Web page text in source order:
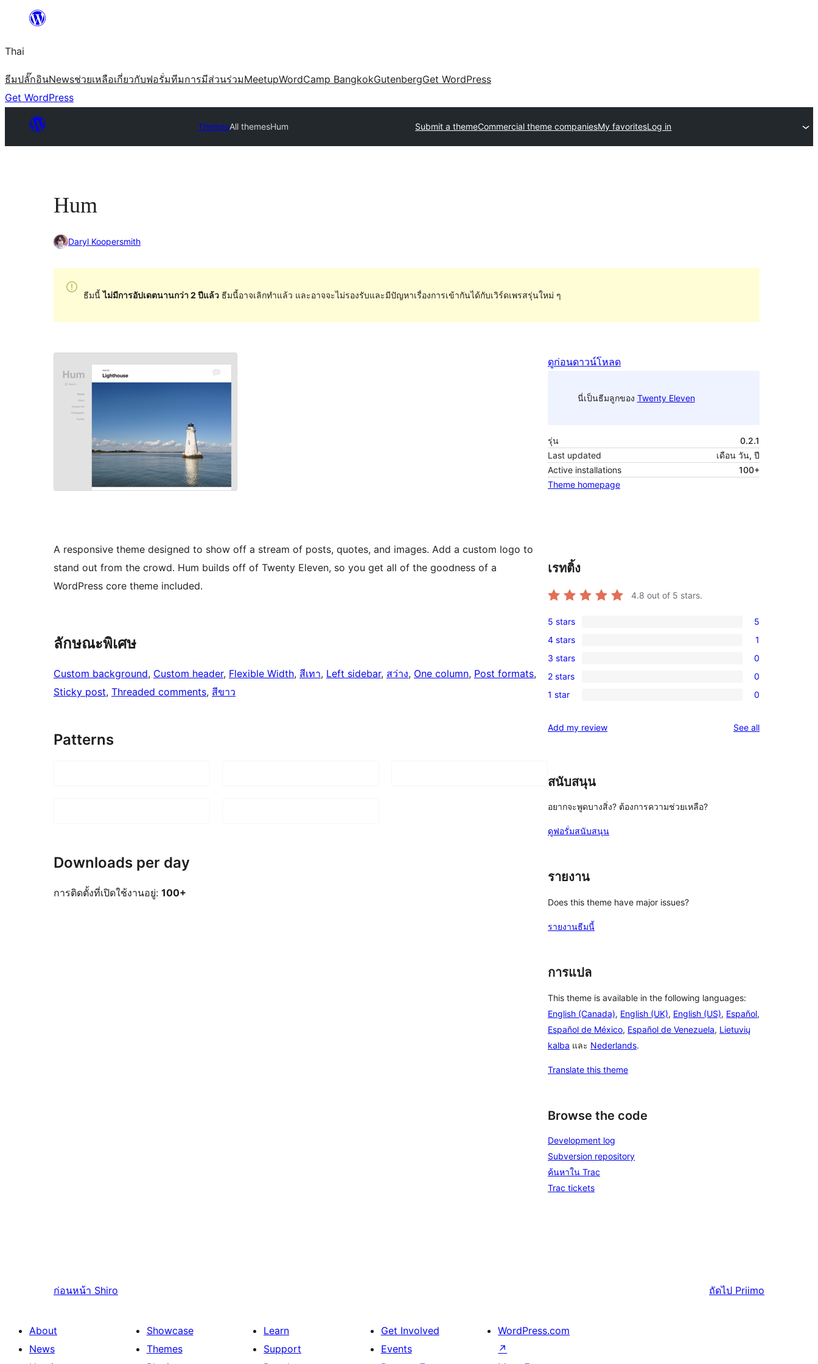
ยัง
เนื้อหา
Thai
ธีมปลั๊กอินNewsช่วยเหลือเกี่ยวกับฟอรั่มทีมการมีส่วนร่วมMeetupWordCamp BangkokGutenbergGet WordPress
Get WordPress
ThemesAll themesHum Submit a themeCommercial theme companiesMy favoritesLog in
Hum
Daryl Koopersmith
ธีมนี้ไม่มีการอัปเดตนานกว่า 2 ปีแล้วธีมนี้อาจเลิกทำแล้ว และอาจจะไม่รองรับและมีปัญหาเรื่องการเข้ากันได้กับเวิร์ดเพรสรุ่นใหม่ ๆ
ดูก่อนดาวน์โหลด
นี่เป็นธีมลูกของ Twenty Eleven
รุ่น
0.2.1
Last updated
เดือน วัน, ปี
Active installations
100+
Theme homepage
A responsive theme designed to show off a stream of posts, quotes, and images. Add a custom logo to
stand out from the crowd. Hum builds off of Twenty Eleven, so you get all of the goodness of a
WordPress core theme included.
ลักษณะพิเศษ
Custom background, Custom header, Flexible Width, สีเทา, Left sidebar, สว่าง, One column, Post formats
Sticky post, Threaded comments, สีขาว
Patterns
Downloads per day
การติดตั้งที่เปิดใช้งานอยู่: 100+
เรทติ้ง
4.8 out of 5 stars.
5
5-
star
reviews
5 stars 5
1
4-
star
review
4 stars 1
0
3-
star
3 stars 0
0
2-
reviews
2 stars 0
0
star
1 star 0
Add my review See allreviews
สนับสนุน
อยากจะพูดบางสิ่ง? ต้องการความช่วยเหลือ?
ดูฟอรั่มสนับสนุน
รายงาน
Does this theme have major issues?
รายงานธีมนี้
การแปล
This theme is available in the following languages:
English (Canada), English (UK), English (US), Español,
Español de México, Español de Venezuela, Lietuvių
kalba และ Nederlands.
Translate this theme
Browse the code
Development log
Subversion repository
ค้นหาใน Trac
Trac tickets
ก่อนหน้า Shiro ถัดไป Priimo
About
News
Showcase
Themes
Learn
Support
Get Involved
Events
WordPress.com
↗